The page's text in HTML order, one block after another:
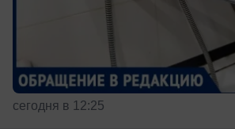
сегодня в 12:25